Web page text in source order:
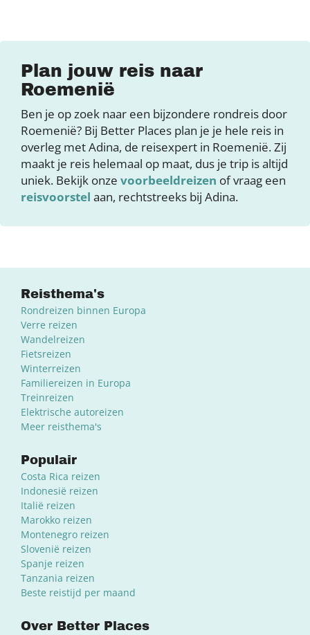
Plan jouw reis naar
Roemenië
Ben je op zoek naar een bijzondere rondreis door
Roemenië? Bij Better Places plan je je hele reis in
overleg met Adina, de reisexpert in Roemenië. Zij
maakt je reis helemaal op maat, dus je trip is altijd
uniek. Bekijk onze voorbeeldreizen of vraag een
reisvoorstel aan, rechtstreeks bij Adina.
Reisthema's
Rondreizen binnen Europa
Verre reizen
Wandelreizen
Fietsreizen
Winterreizen
Familiereizen in Europa
Treinreizen
Elektrische autoreizen
Meer reisthema's
Populair
Costa Rica reizen
Indonesië reizen
Italië reizen
Marokko reizen
Montenegro reizen
Slovenië reizen
Spanje reizen
Tanzania reizen
Beste reistijd per maand
Over Better Places